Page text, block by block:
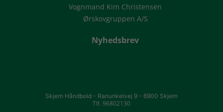
Vognmand Kim Christensen
Ørskovgruppen A/S
Nyhedsbrev
Skjern Håndbold - Ranunkelvej 9 - 6900 Skjern
Tlf. 96802130